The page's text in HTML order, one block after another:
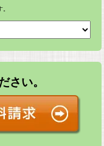
さい。